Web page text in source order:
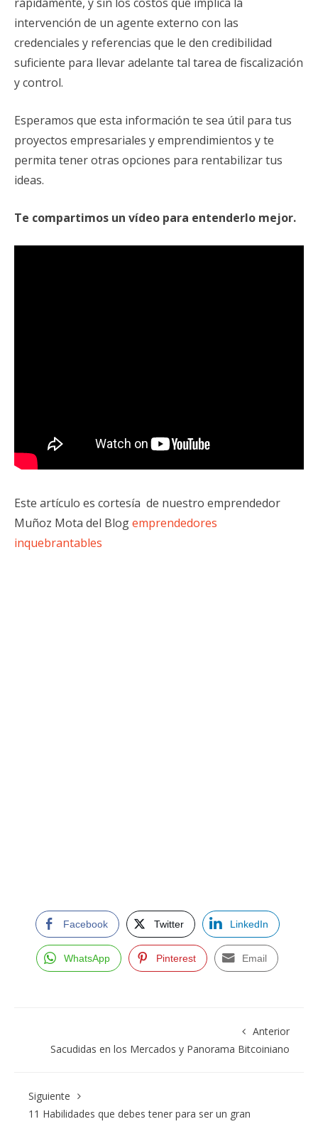
rápidamente, y sin los costos que implica la
intervención de un agente externo con las
credenciales y referencias que le den credibilidad
suficiente para llevar adelante tal tarea de fiscalización
y control.
Esperamos que esta información te sea útil para tus
proyectos empresariales y emprendimientos y te
permita tener otras opciones para rentabilizar tus
ideas.
Te compartimos un vídeo para entenderlo mejor.
Este artículo es cortesía de nuestro emprendedor
Muñoz Mota del Blogemprendedores
inquebrantables
Facebook Twitter LinkedIn
WhatsApp Pinterest Email
Anterior
Sacudidas en los Mercados y Panorama Bitcoiniano
Siguiente
11 Habilidades que debes tener para ser un gran